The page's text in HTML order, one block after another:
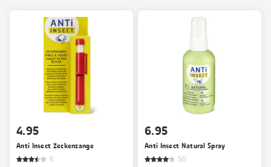
4.95
Anti Insect Zeckenzange
6
6.95
Anti Insect Natural Spray
50